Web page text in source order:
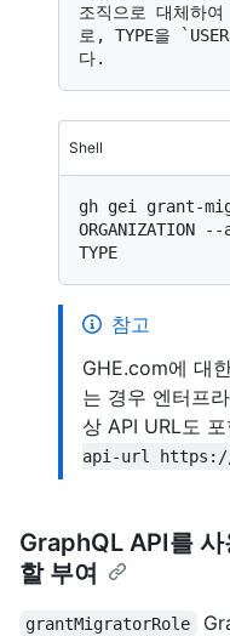
조직으로 대체하
로, TYPE을
Shell
gh gei grant-
ORGANIZATION
참고
GHE.com에 대
는 경우 엔터프
상 API URL도
api-url https://
GraphQL API를
할 부여
grantMigratorRole